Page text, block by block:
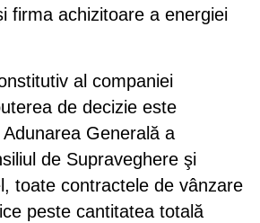
firma achizitoare a energiei
al companiei
de decizie este
Generală a
de Supraveghere şi
toate contractele de vânzare
peste cantitatea totală